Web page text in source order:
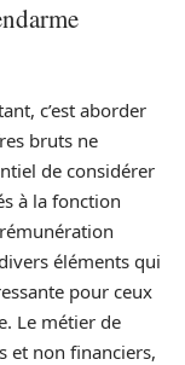
c’est aborder
bruts ne
de considérer
à la fonction
éléments qui
pour ceux
Le métier de
et non financiers,